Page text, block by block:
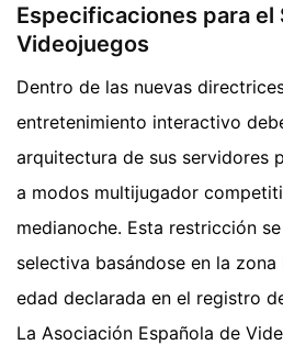
Especificaciones para el
Videojuegos
Dentro de las nuevas
entretenimiento interactivo
arquitectura de sus servidores
a modos multijugador
medianoche. Esta restricción
selectiva basándose en la
edad declarada en el registro
La Asociación Española de